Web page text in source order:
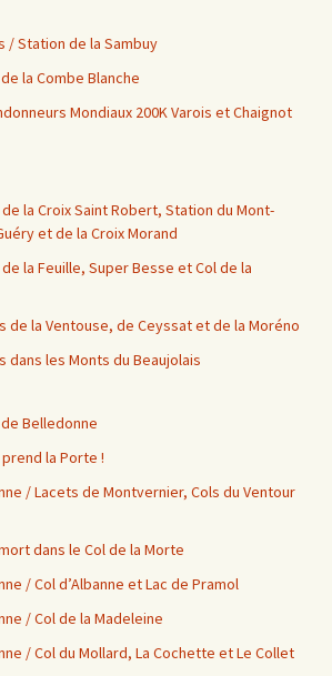
/ Station de la Sambuy
la Combe Blanche
Mondiaux 200K Varois et Chaignot
la Croix Saint Robert, Station du Mont-
et de la Croix Morand
la Feuille, Super Besse et Col de la
de la Ventouse, de Ceyssat et de la Moréno
dans les Monts du Beaujolais
Belledonne
la Porte !
/ Lacets de Montvernier, Cols du Ventour
dans le Col de la Morte
/ Col d’Albanne et Lac de Pramol
/ Col de la Madeleine
/ Col du Mollard, La Cochette et Le Collet